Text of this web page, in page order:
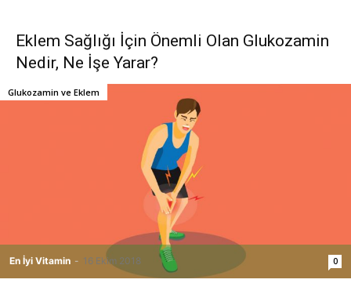
Eklem Sağlığı İçin Önemli Olan Glukozamin
Nedir, Ne İşe Yarar?
En İyi Vitamin - 16 Ekim 2018 0
Glukozamin ve Eklem